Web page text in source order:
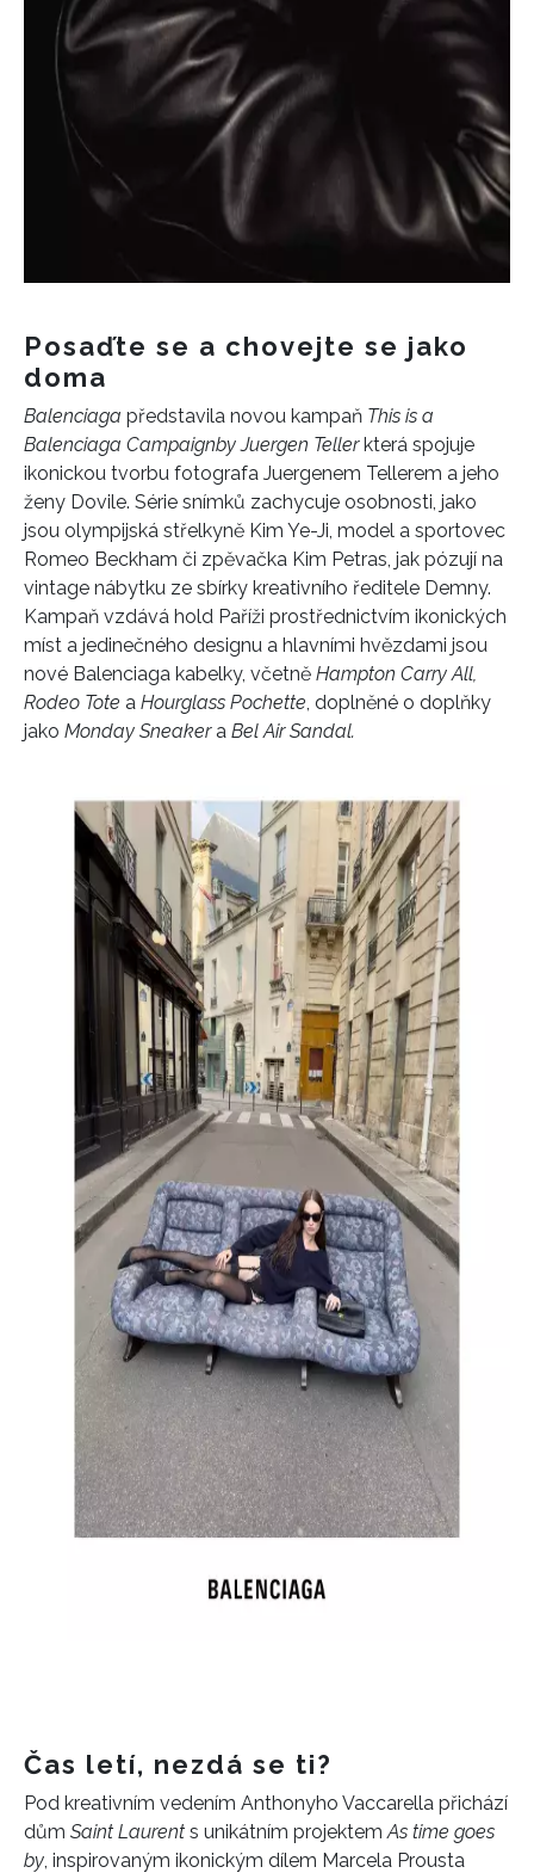
Posaďte se a chovejte se jako
doma
Balenciaga představila novou kampaň This is a
Balenciaga Campaignby Juergen Tellerkterá spojuje
ikonickou tvorbu fotografa Juergenem Tellerem a jeho
ženy Dovile. Série snímků zachycuje osobnosti, jako
jsou olympijská střelkyně Kim Ye-Ji, model a sportovec
Romeo Beckham či zpěvačka Kim Petras, jak pózují na
vintage nábytku ze sbírky kreativního ředitele Demny.
Kampaň vzdává hold Paříži prostřednictvím ikonických
míst a jedinečného designu a hlavními hvězdami jsou
nové Balenciaga kabelky, včetně Hampton Carry All,
Rodeo Tote a Hourglass Pochette , doplněné o doplňky
jako Monday Sneakera Bel Air Sandal.
Čas letí, nezdá se ti?
Pod kreativním vedením Anthonyho Vaccarella přichází
dům Saint Laurent s unikátním projektem As time goes
by , inspirovaným ikonickým dílem Marcela Prousta